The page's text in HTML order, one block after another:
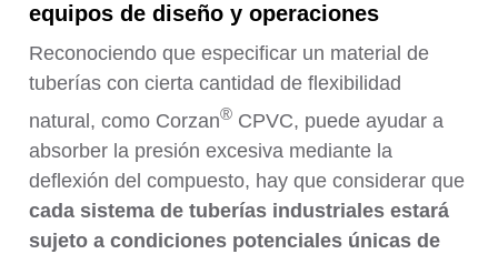
equipos de diseño y operaciones
Reconociendo que especificar un material de
tuberías con cierta cantidad de flexibilidad
natural, como Corzan®CPVC, puede ayudar a
absorber la presión excesiva mediante la
deflexión del compuesto, hay que considerar que
cada sistema de tuberías industriales estará
sujeto a condiciones potenciales únicas de